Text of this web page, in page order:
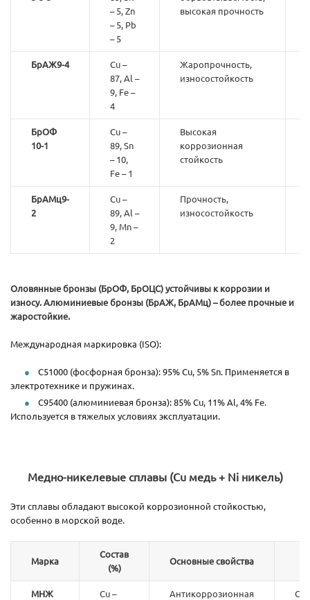
– 5, Zn
– 5, Pb
– 5
высокая прочность
БрАЖ9-4
Cu –
87, Al –
9, Fe –
4
Жаропрочность,
износостойкость
БрОФ
10-1
Cu –
89, Sn
– 10,
Fe – 1
Высокая
коррозионная
стойкость
БрАМц9-
2
Cu –
89, Al –
9, Mn –
2
Прочность,
износостойкость
Оловянные бронзы (БрОФ, БрОЦС) устойчивы к коррозии и
износу.Алюминиевые бронзы (БрАЖ, БрАМц) – более прочные и
жаростойкие.
Международная маркировка (ISO):
C51000 (фосфорная бронза): 95% Cu, 5% Sn. Применяется в
электротехнике и пружинах.
C95400 (алюминиевая бронза): 85% Cu, 11% Al, 4% Fe.
Используется в тяжелых условиях эксплуатации.
Медно-никелевые сплавы (Cu медь + Ni никель)
Эти сплавы обладают высокой коррозионной стойкостью,
особенно в морской воде.
Марка
Состав
(%)
Основные свойства
МНЖ
Cu –
Антикоррозионная